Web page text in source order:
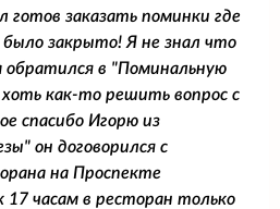
готов заказать поминки где
было закрыто! Я не знал что
обратился в "Поминальную
хоть как-то решить вопрос с
спасибо Игорю из
он договорился с
на Проспекте
17 часам в ресторан только